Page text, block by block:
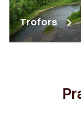
Trofors